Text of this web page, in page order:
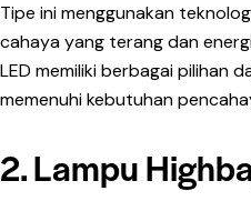
Tipe ini menggunakan
cahaya yang terang dan
LED memiliki berbagai pilihan
memenuhi kebutuhan
2. Lampu